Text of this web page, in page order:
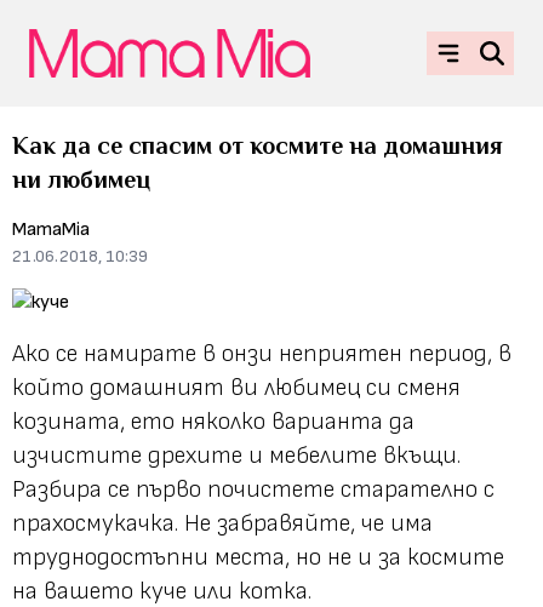
Как да се спасим от космите на домашния
ни любимец
MamaMia
21.06.2018, 10:39
Ако се намирате в онзи неприятен период, в
който домашният ви любимец си сменя
козината, ето няколко варианта да
изчистите дрехите и мебелите вкъщи.
Разбира се първо почистете старателно с
прахосмукачка. Не забравяйте, че има
труднодостъпни места, но не и за космите
на вашето куче или котка.